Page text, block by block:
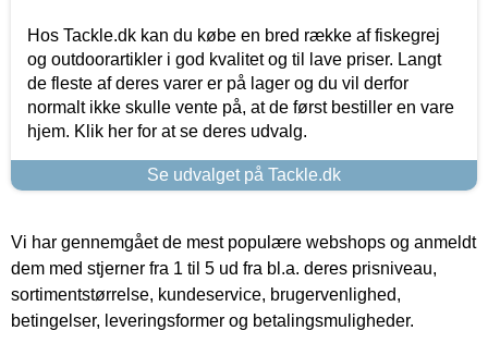
Hos Tackle.dk kan du købe en bred række af fiskegrej
og outdoorartikler i god kvalitet og til lave priser. Langt
de fleste af deres varer er på lager og du vil derfor
normalt ikke skulle vente på, at de først bestiller en vare
hjem. Klik her for at se deres udvalg.
Se udvalget på Tackle.dk
Vi har gennemgået de mest populære webshops og anmeldt
dem med stjerner fra 1 til 5 ud fra bl.a. deres prisniveau,
sortimentstørrelse, kundeservice, brugervenlighed,
betingelser, leveringsformer og betalingsmuligheder.